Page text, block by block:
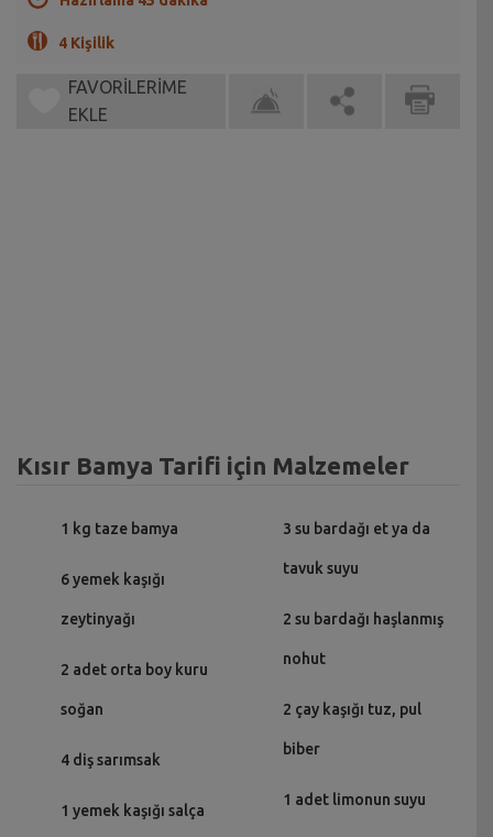
4 Kişilik
FAVORİLERİME
EKLE
Kısır Bamya Tarifi için Malzemeler
1 kg taze bamya
6 yemek kaşığı
zeytinyağı
2 adet orta boy kuru
soğan
4 diş sarımsak
1 yemek kaşığı salça
3 su bardağı et ya da
tavuk suyu
2 su bardağı haşlanmış
nohut
2 çay kaşığı tuz, pul
biber
1 adet limonun suyu